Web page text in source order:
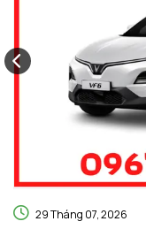
29 Tháng 07, 2026